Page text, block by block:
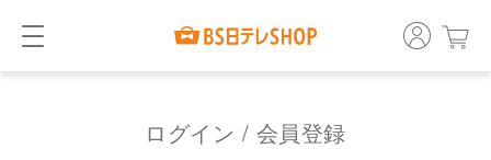
ログイン / 会員登録